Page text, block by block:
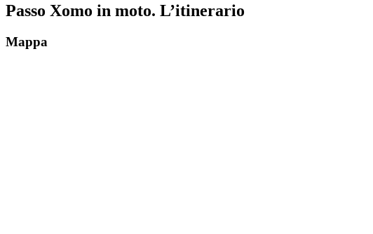
Passo Xomo in moto. L’itinerario
Mappa